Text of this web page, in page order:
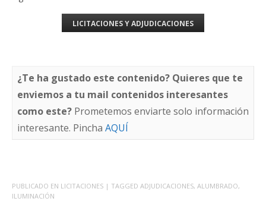
LICITACIONES Y ADJUDICACIONES
¿Te ha gustado este contenido? Quieres que te
enviemos a tu mail contenidos interesantes
como este? Prometemos enviarte solo información
interesante. Pincha AQUÍ
PUBLICADO EN LICITACIONES | TAGGED ADJUDICACIONES, ALUMBRADO,
ILUMINACIÓN